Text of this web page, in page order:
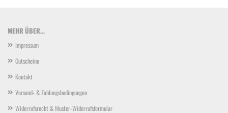
MEHR ÜBER...
Impressum
Gutscheine
Kontakt
Versand- & Zahlungsbedingungen
Widerrufsrecht & Muster-Widerrufsformular